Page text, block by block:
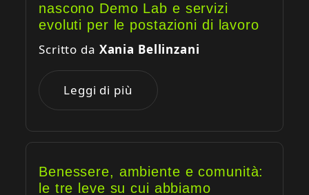
nascono Demo Lab e servizi
evoluti per le postazioni di lavoro
Scritto da Xania Bellinzani
Leggi di più
Benessere, ambiente e comunità:
le tre leve su cui abbiamo